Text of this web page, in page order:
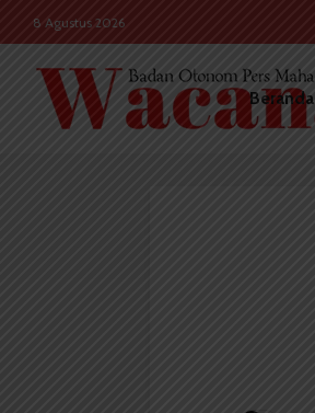
8 Agustus 2026
Beranda